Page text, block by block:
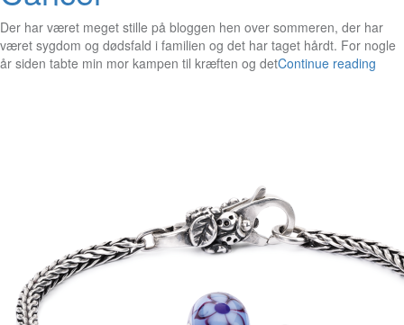
Der har været meget stille på bloggen hen over sommeren, der har
været sygdom og dødsfald i familien og det har taget hårdt. For nogle
år siden tabte min mor kampen til kræften og detContinue reading